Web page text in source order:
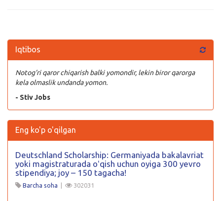
Iqtibos
Notog’ri qaror chiqarish balki yomondir, lekin biror qarorga
kela olmaslik undanda yomon.
- Stiv Jobs
Eng ko'p o'qilgan
Deutschland Scholarship: Germaniyada bakalavriat
yoki magistraturada oʻqish uchun oyiga 300 yevro
stipendiya; joy – 150 tagacha!
Barcha soha 302031